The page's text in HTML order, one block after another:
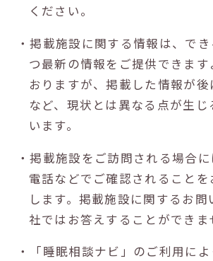
ください。
・掲載施設に関する情報は、で
つ最新の情報をご提供できます
おりますが、掲載した情報が後
など、現状とは異なる点が生
います。
・掲載施設をご訪問される場合
電話などでご確認されることを
します。掲載施設に関するお問
社ではお答えすることができま
・「睡眠相談ナビ」のご利用に